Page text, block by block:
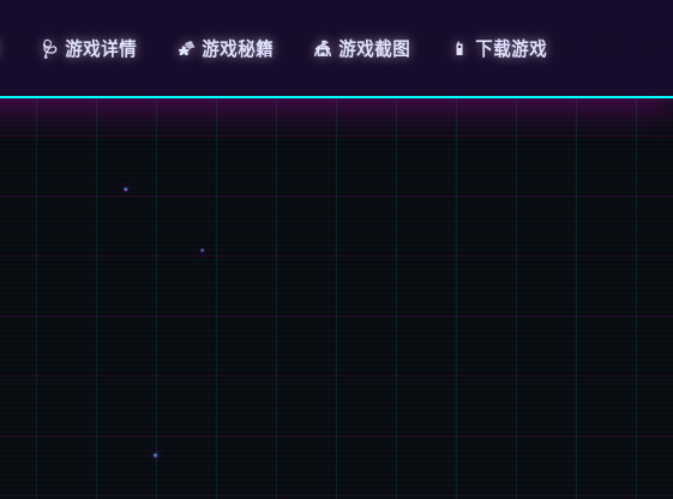
🩺 游戏详情 🌠 游戏秘籍 🎪 游戏截图 📱 下载游戏